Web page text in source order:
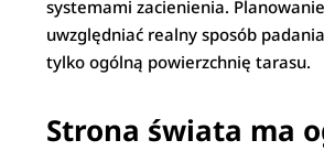
systemami zacienienia.
uwzględniać realny sposób
tylko ogólną powierzchnię tarasu.
Strona świata ma